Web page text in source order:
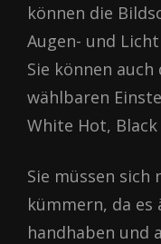
können die
Augen- und
Sie können
wählbaren
White Hot,
Sie müssen
kümmern, da es
handhaben und